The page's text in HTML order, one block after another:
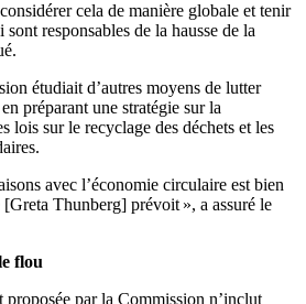
cela de manière globale et tenir
responsables de la hausse de la
étudiait d’autres moyens de lutter
préparant une stratégie sur la
lois sur le recyclage des déchets et les
avec l’économie circulaire est bien
Thunberg] prévoit », a assuré le
flou
par la Commission n’inclut